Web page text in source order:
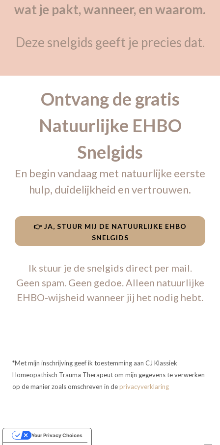
wat je pakt, wanneer, en waarom.
Deze snelgids geeft je precies dat.
Ontvang de gratis
Natuurlijke EHBO
Snelgids
En begin vandaag met natuurlijke eerste
hulp, duidelijkheid en vertrouwen.
👉 JA, STUUR MIJ DE NATUURLIJKE EHBO
SNELGIDS
Ik stuur je de snelgids direct per mail.
Geen spam. Geen gedoe. Alleen natuurlijke
EHBO-wijsheid wanneer jij het nodig hebt.
*Met mijn inschrijving geef ik toestemming aan CJ Klassiek
Homeopathisch Trauma Therapeut om mijn gegevens te verwerken
op de manier zoals omschreven in de privacyverklaring
Your Privacy Choices